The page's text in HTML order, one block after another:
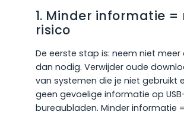
1. Minder informatie =
risico
De eerste stap is: neem niet
dan nodig. Verwijder oude
van systemen die je niet gebruikt
geen gevoelige informatie op
bureaubladen. Minder informatie